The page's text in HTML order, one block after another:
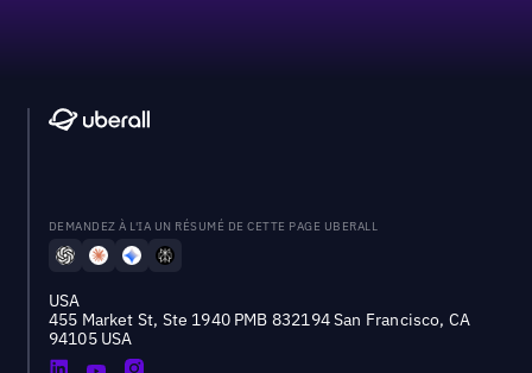
DEMANDEZ À L'IA UN RÉSUMÉ DE CETTE PAGE UBERALL
USA
455 Market St, Ste 1940 PMB 832194 San Francisco, CA
94105 USA